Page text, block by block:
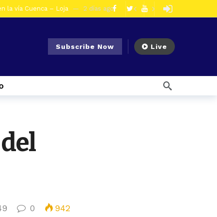
la vía Cuenca – Loja 2 días ago
3 días ago
por presunto tráfico de droga 6 días ago
el Fenómeno El Niño
Subscribe Now Live
0 942